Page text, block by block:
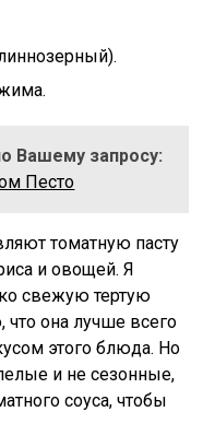
Вашему запросу:
Песто
томатную пасту
и овощей. Я
свежую тертую
что она лучше всего
этого блюда. Но
и не сезонные,
соуса, чтобы